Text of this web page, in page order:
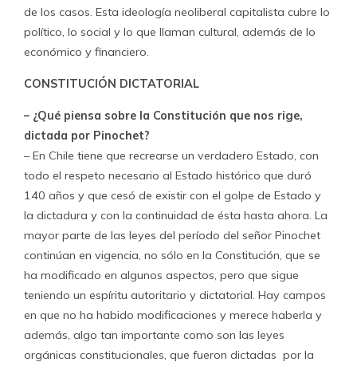
de los casos. Esta ideología neoliberal capitalista cubre lo
político, lo social y lo que llaman cultural, además de lo
económico y financiero.
CONSTITUCIÓN DICTATORIAL
– ¿Qué piensa sobre la Constitución que nos rige,
dictada por Pinochet?
– En Chile tiene que recrearse un verdadero Estado, con
todo el respeto necesario al Estado histórico que duró
140 años y que cesó de existir con el golpe de Estado y
la dictadura y con la continuidad de ésta hasta ahora. La
mayor parte de las leyes del período del señor Pinochet
continúan en vigencia, no sólo en la Constitución, que se
ha modificado en algunos aspectos, pero que sigue
teniendo un espíritu autoritario y dictatorial. Hay campos
en que no ha habido modificaciones y merece haberla y
además, algo tan importante como son las leyes
orgánicas constitucionales, que fueron dictadas por la